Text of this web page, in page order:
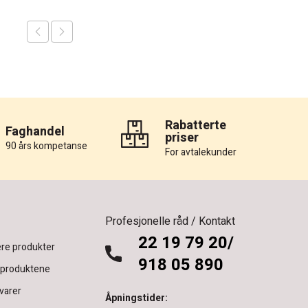
Faghandel
90 års kompetanse
Rabatterte
priser
For avtalekunder
produkter
Profesjonelle råd / Kontakt
22 19 79 20/
918 05 890
Åpningstider: